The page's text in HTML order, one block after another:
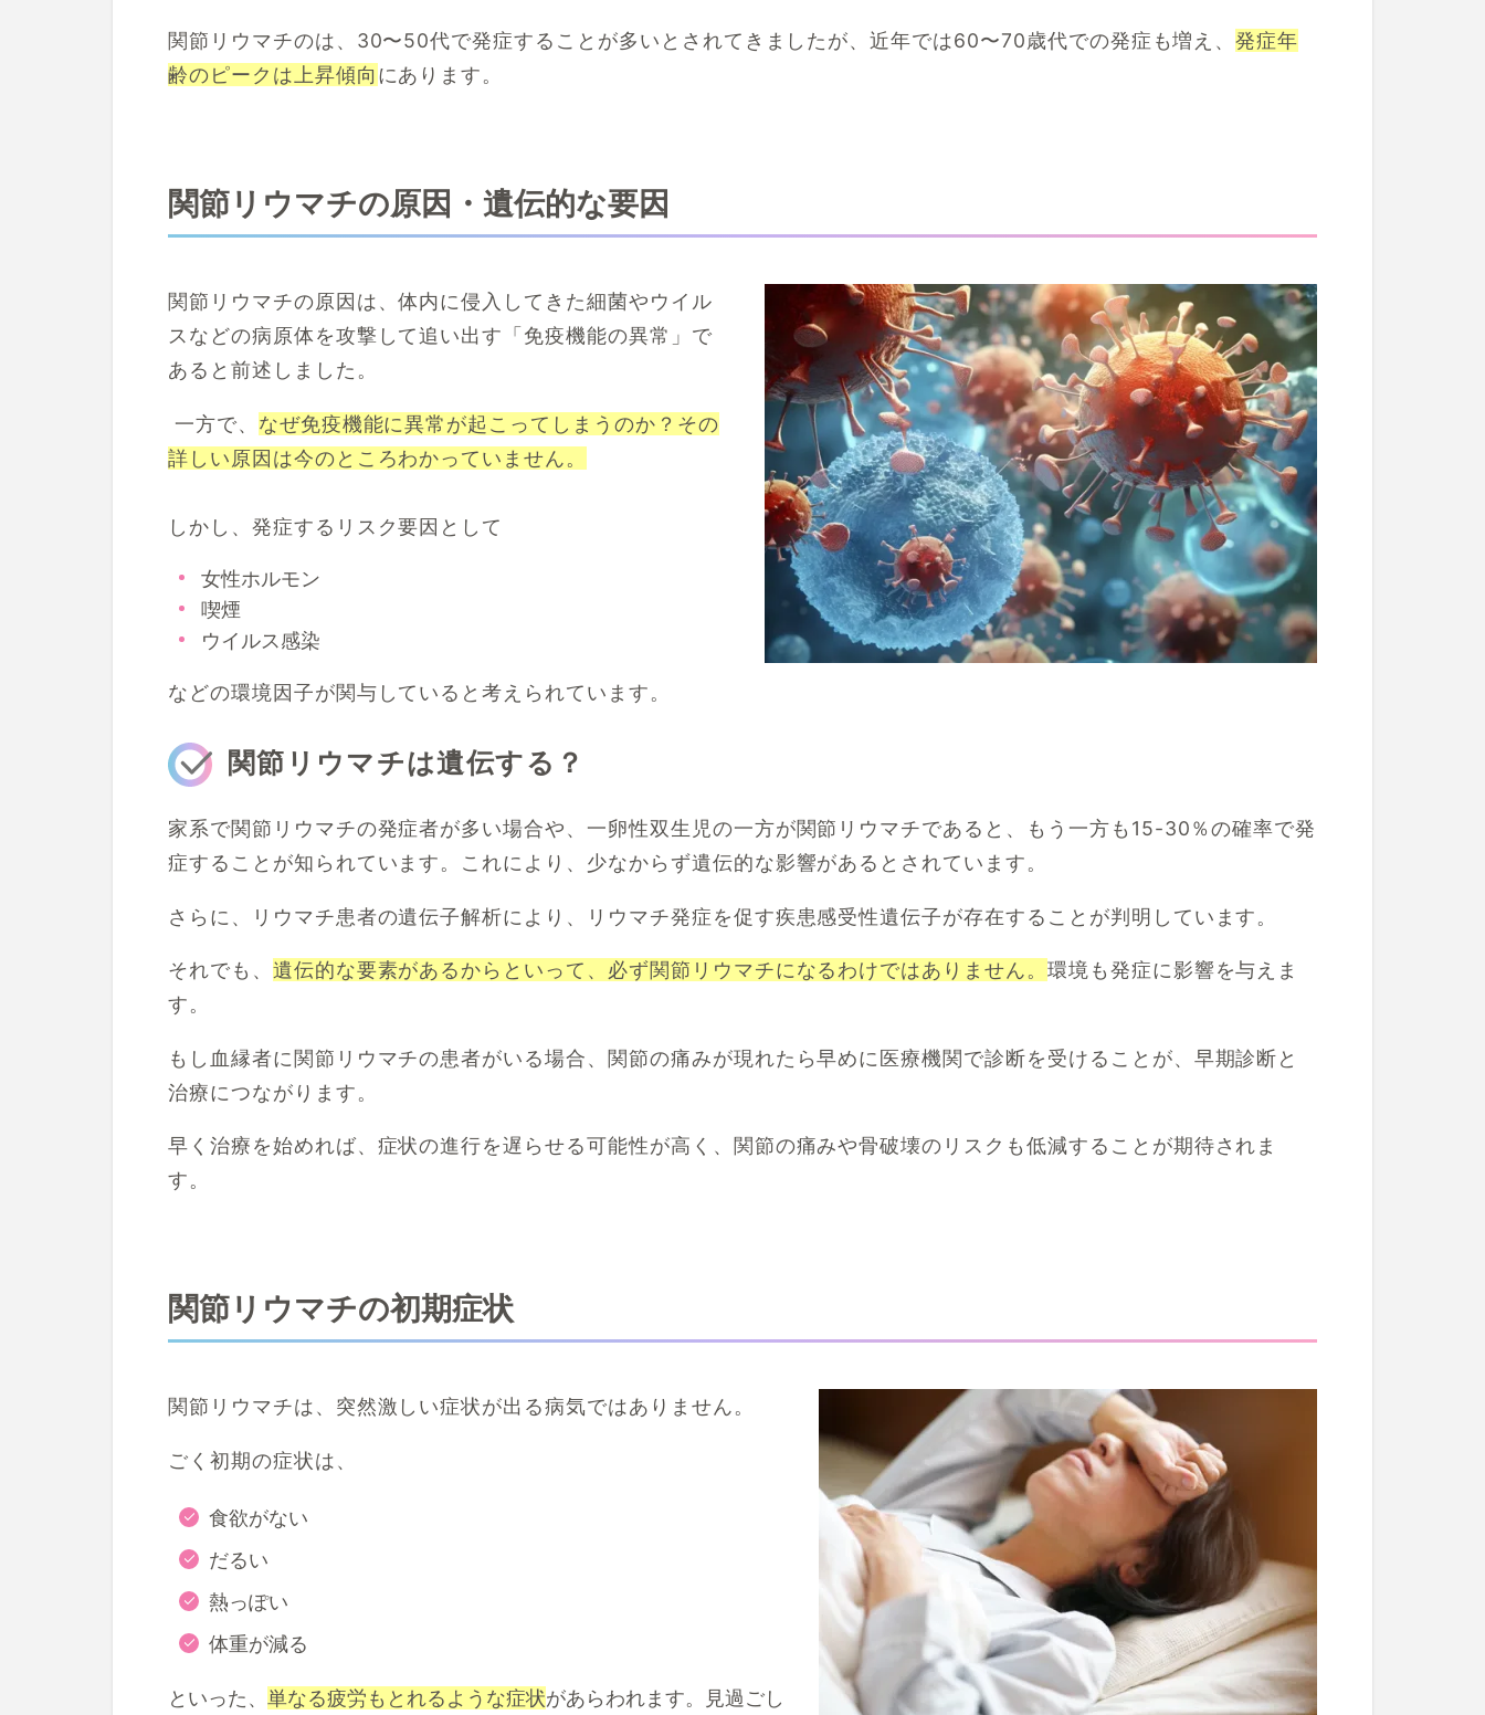
関節リウマチのは、30〜50代で発症することが多いとされてきましたが、近年では60〜70歳代での発症も増え、発症年
齢のピークは上昇傾向 にあります。
関節リウマチの原因・遺伝的な要因
関節リウマチの原因は、体内に侵入してきた細菌やウイル
スなどの病原体を攻撃して追い出す「免疫機能の異常」で
あると前述しました。
一方で、 なぜ免疫機能に異常が起こってしまうのか？ その
詳しい原因は今のところわかっていません。
しかし、発症するリスク要因として
女性ホルモン
喫煙
ウイルス感染
などの環境因子が関与していると考えられています。
関節リウマチは遺伝する？
家系で関節リウマチの発症者が多い場合や、一卵性双生児の一方が関節リウマチであると、もう一方も15-30％の確率で発
症することが知られています。これにより、少なからず遺伝的な影響があるとされています。
さらに、リウマチ患者の遺伝子解析により、リウマチ発症を促す疾患感受性遺伝子が存在することが判明しています。
それでも、 遺伝的な要素があるからといって、必ず関節リウマチになるわけではありません。 環境も発症に影響を与えま
す。
もし血縁者に関節リウマチの患者がいる場合、関節の痛みが現れたら早めに医療機関で診断を受けることが、早期診断と
治療につながります。
早く治療を始めれば、症状の進行を遅らせる可能性が高く、関節の痛みや骨破壊のリスクも低減することが期待されま
す。
関節リウマチの初期症状
関節リウマチは、突然激しい症状が出る病気ではありません。
ごく初期の症状は、
食欲がない
だるい
熱っぽい
体重が減る
といった、 単なる疲労もとれるような症状があらわれます。見過ごし